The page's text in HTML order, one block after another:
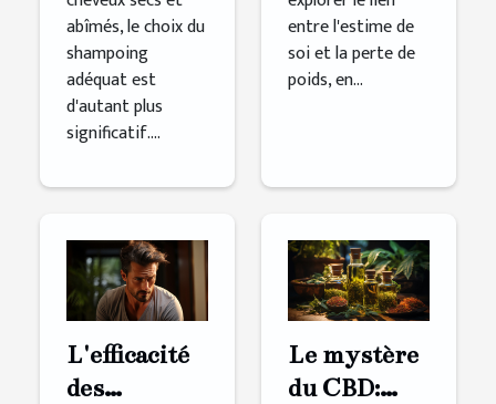
abîmés, le choix du
shampoing
adéquat est
d'autant plus
significatif....
entre l'estime de
soi et la perte de
poids, en...
L'efficacité
des
Le mystère
du CBD: